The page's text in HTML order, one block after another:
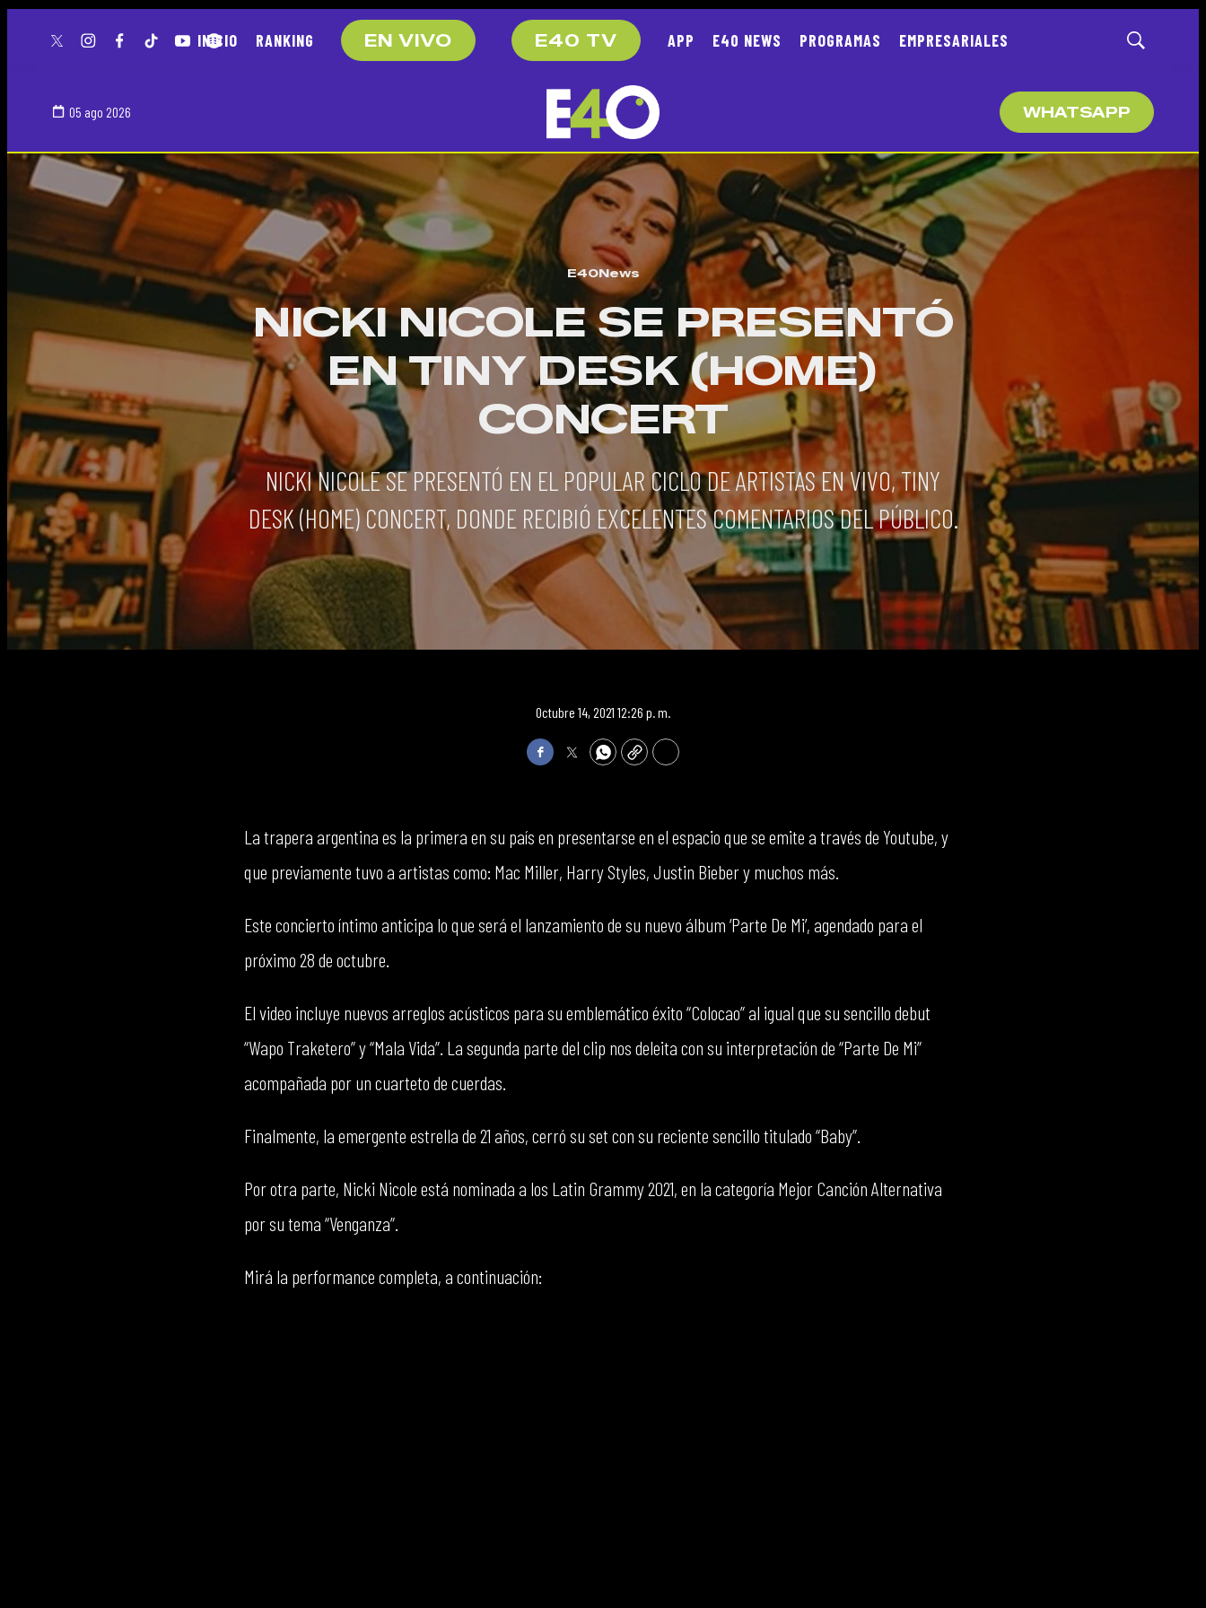
twitterinstagramfacebooktiktokyoutubespotify
INICIO RANKING EN VIVO E40 TV APP E40 NEWS PROGRAMAS EMPRESARIALES
Mostrar
05 ago 2026 WHATSAPP
E40News
NICKI NICOLE SE PRESENTÓ
EN TINY DESK (HOME)
CONCERT
NICKI NICOLE SE PRESENTÓ EN EL POPULAR CICLO DE ARTISTAS EN VIVO, TINY
DESK (HOME) CONCERT, DONDE RECIBIÓ EXCELENTES COMENTARIOS DEL PÚBLICO.
Octubre 14, 2021 12:26 p. m.
FacebookTwitterWhatsApp
Copy Print
La trapera argentina es la primera en su país en presentarse en el espacio que se emite a través de Youtube, y
que previamente tuvo a artistas como: Mac Miller, Harry Styles, Justin Bieber y muchos más.
Este concierto íntimo anticipa lo que será el lanzamiento de su nuevo álbum ‘Parte De Mi’, agendado para el
próximo 28 de octubre.
El video incluye nuevos arreglos acústicos para su emblemático éxito “Colocao” al igual que su sencillo debut
“Wapo Traketero” y “Mala Vida”. La segunda parte del clip nos deleita con su interpretación de “Parte De Mi”
acompañada por un cuarteto de cuerdas.
Finalmente, la emergente estrella de 21 años, cerró su set con su reciente sencillo titulado “Baby”.
Por otra parte, Nicki Nicole está nominada a los Latin Grammy 2021, en la categoría Mejor Canción Alternativa
por su tema “Venganza”.
Mirá la performance completa, a continuación: